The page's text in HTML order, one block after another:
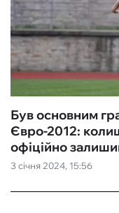
3 січня 2024, 15:56
Був основним
Євро-2012:
офіційно